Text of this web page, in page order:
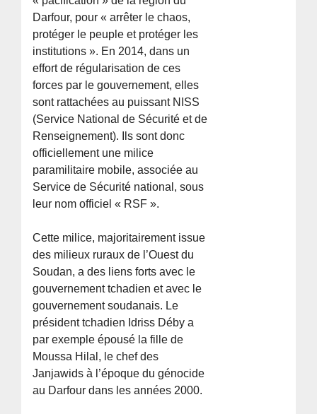
Darfour, pour « arrêter le chaos,
protéger le peuple et protéger les
institutions ». En 2014, dans un
effort de régularisation de ces
forces par le gouvernement, elles
sont rattachées au puissant NISS
(Service National de Sécurité et de
Renseignement). Ils sont donc
officiellement une milice
paramilitaire mobile, associée au
Service de Sécurité national, sous
leur nom officiel « RSF ».
Cette milice, majoritairement issue
des milieux ruraux de l’Ouest du
Soudan, a des liens forts avec le
gouvernement tchadien et avec le
gouvernement soudanais. Le
président tchadien Idriss Déby a
par exemple épousé la fille de
Moussa Hilal, le chef des
Janjawids à l’époque du génocide
au Darfour dans les années 2000.